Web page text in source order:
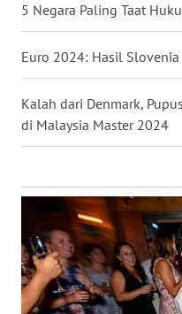
5 Negara Paling Taat
Euro 2024: Hasil
Kalah dari Denmark,
di Malaysia Master 2024
JOGJA
WN
BALI
WN
KALBAR